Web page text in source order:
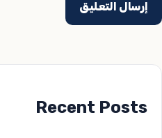
Recent Posts